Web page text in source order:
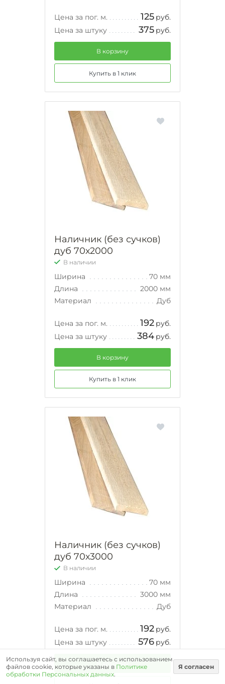
Цена за пог. м. 125 руб.
Цена за штуку
375 руб.
В корзину
Купить в 1 клик
Наличник (без сучков)
дуб 70х2000
В наличии
Ширина
70 мм
Длина
2000 мм
Материал
Дуб
Цена за пог. м. 192 руб.
Цена за штуку
384 руб.
В корзину
Купить в 1 клик
Наличник (без сучков)
дуб 70х3000
В наличии
Ширина
70 мм
Длина
3000 мм
Материал
Дуб
Цена за пог. м. 192 руб.
Цена за штуку
576 руб.
В корзину
Используя сайт, вы соглашаетесь с использованием
файлов cookie, которые указаны в Политике
обработки Персональных данных.
Я согласен